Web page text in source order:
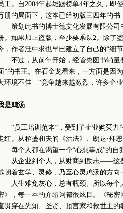
工。自2004年起雄踞榜单4年之久，即
册的局面下，这本已经初版三四年的书
策划此书的博士德文化发展有限公司
。如果加上盗版，至少要乘以2。除了
，作者汪中求也早已建立了自己的“细节
不过，从前年开始，经管类图书销量
”的书王。在石金龙看来，一方面是因
环境不佳：“竞争越来越激烈，许多
是鸡汤
“员工培训范本”，受到了企业购买力
红。从稻盛和夫的《活法》、朗达·拜
每个人都在渴望一个“心想事成”的自
从企业到个人，从财商到励志——这些
朝着玄学、灵修，乃至心灵鸡汤的方向
人生难免灰心，总有瓶颈。所以每个
》，每一本的介绍词都很炫目。《秘
贯穿在先知、圣贤、预言家和救世主